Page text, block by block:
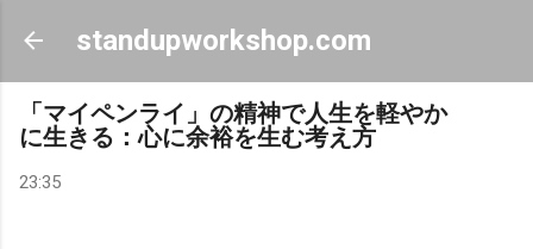
スキップしてメイン コンテンツに移動
standupworkshop.com
「マイペンライ」の精神で人生を軽やか
に生きる：心に余裕を生む考え方
23:35